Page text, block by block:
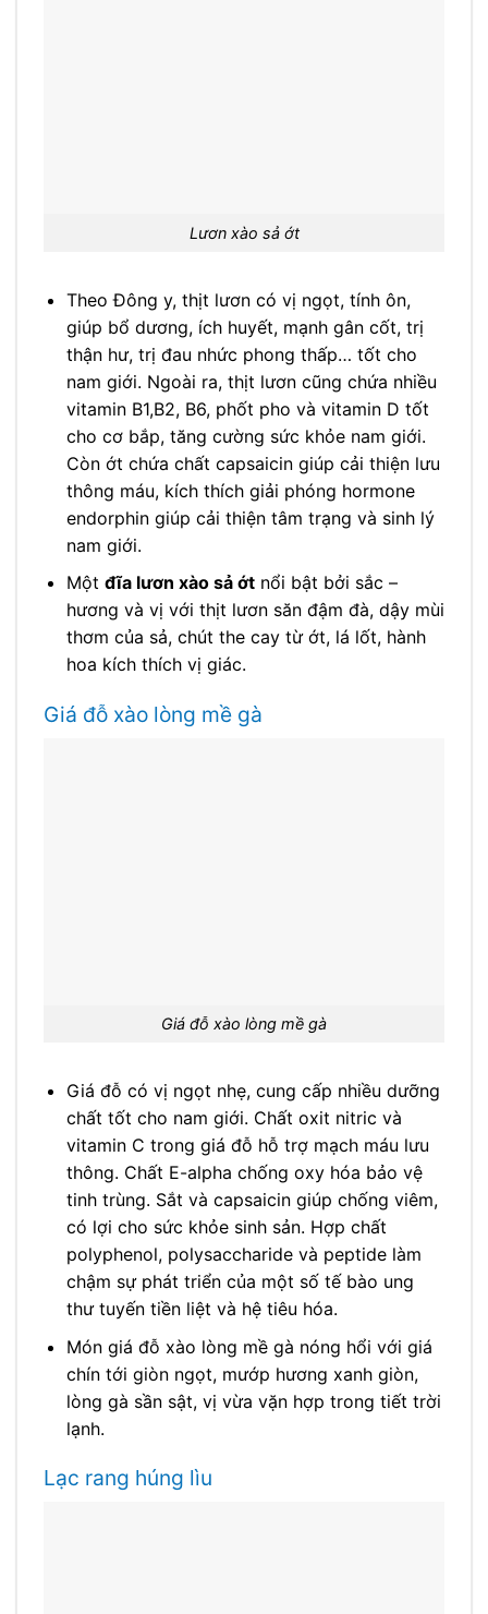
Lươn xào sả ớt
Theo Đông y, thịt lươn có vị ngọt, tính ôn,
giúp bổ dương, ích huyết, mạnh gân cốt, trị
thận hư, trị đau nhức phong thấp… tốt cho
nam giới. Ngoài ra, thịt lươn cũng chứa nhiều
vitamin B1,B2, B6, phốt pho và vitamin D tốt
cho cơ bắp, tăng cường sức khỏe nam giới.
Còn ớt chứa chất capsaicin giúp cải thiện lưu
thông máu, kích thích giải phóng hormone
endorphin giúp cải thiện tâm trạng và sinh lý
nam giới.
Một đĩa lươn xào sả ớtnổi bật bởi sắc –
hương và vị với thịt lươn săn đậm đà, dậy mùi
thơm của sả, chút the cay từ ớt, lá lốt, hành
hoa kích thích vị giác.
Giá đỗ xào lòng mề gà
Giá đỗ xào lòng mề gà
Giá đỗ có vị ngọt nhẹ, cung cấp nhiều dưỡng
chất tốt cho nam giới. Chất oxit nitric và
vitamin C trong giá đỗ hỗ trợ mạch máu lưu
thông. Chất E-alpha chống oxy hóa bảo vệ
tinh trùng. Sắt và capsaicin giúp chống viêm,
có lợi cho sức khỏe sinh sản. Hợp chất
polyphenol, polysaccharide và peptide làm
chậm sự phát triển của một số tế bào ung
thư tuyến tiền liệt và hệ tiêu hóa.
Món giá đỗ xào lòng mề gà nóng hổi với giá
chín tới giòn ngọt, mướp hương xanh giòn,
lòng gà sần sật, vị vừa vặn hợp trong tiết trời
lạnh.
Lạc rang húng lìu